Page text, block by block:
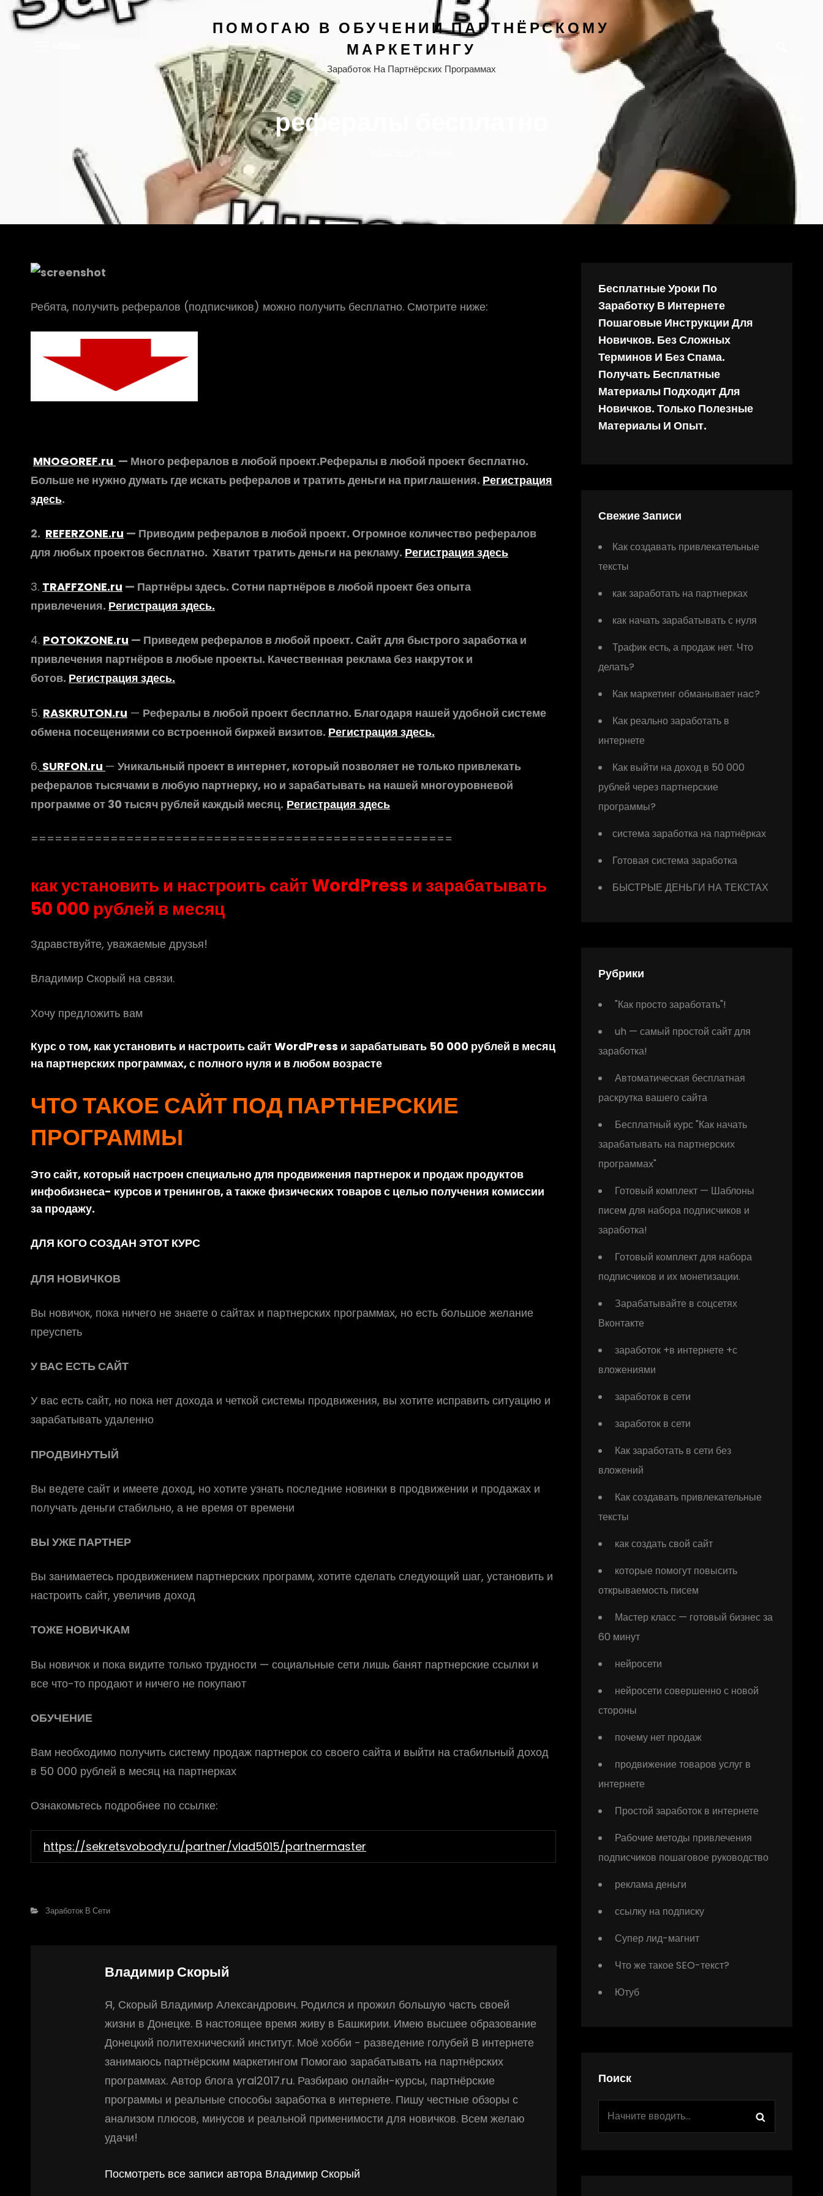
ПОМОГАЮ В ОБУЧЕНИИ ПАРТНЁРСКОМУ
МАРКЕТИНГУ
Заработок На Партнёрских Программах
рефералы бесплатно
Ребята, получить рефералов (подписчиков) можно получить бесплатно. Смотрите ниже:
MNOGOREF.ru — Много рефералов в любой проект.Рефералы в любой проект бесплатно.
Больше не нужно думать где искать рефералов и тратить деньги на приглашения. Регистрация
здесь.
2. REFERZONE.ru — Приводим рефералов в любой проект. Огромное количество рефералов
для любых проектов бесплатно. Хватит тратить деньги на рекламу. Регистрация здесь
3. TRAFFZONE.ru — Партнёры здесь. Сотни партнёров в любой проект без опыта
привлечения. Регистрация здесь.
4. POTOKZONE.ru — Приведем рефералов в любой проект. Сайт для быстрого заработка и
привлечения партнёров в любые проекты. Качественная реклама без накруток и
ботов. Регистрация здесь.
5. RASKRUTON.ru — Рефералы в любой проект бесплатно. Благодаря нашей удобной системе
обмена посещениями со встроенной биржей визитов. Регистрация здесь.
6. SURFON.ru — Уникальный проект в интернет, который позволяет не только привлекать
рефералов тысячами в любую партнерку, но и зарабатывать на нашей многоуровневой
программе от 30 тысяч рублей каждый месяц. Регистрация здесь
=====================================================
как установить и настроить сайт WordPress и зарабатывать
50 000 рублей в месяц
Здравствуйте, уважаемые друзья!
Владимир Скорый на связи.
Хочу предложить вам
Курс о том, как установить и настроить сайт WordPress и зарабатывать 50 000 рублей в месяц
на партнерских программах, с полного нуля и в любом возрасте
ЧТО ТАКОЕ САЙТ ПОД ПАРТНЕРСКИЕ
ПРОГРАММЫ
Это сайт, который настроен специально для продвижения партнерок и продаж продуктов
инфобизнеса- курсов и тренингов, а также физических товаров с целью получения комиссии
за продажу.
ДЛЯ КОГО СОЗДАН ЭТОТ КУРС
ДЛЯ НОВИЧКОВ
Вы новичок, пока ничего не знаете о сайтах и партнерских программах, но есть большое желание
преуспеть
У ВАС ЕСТЬ САЙТ
У вас есть сайт, но пока нет дохода и четкой системы продвижения, вы хотите исправить ситуацию и
зарабатывать удаленно
ПРОДВИНУТЫЙ
Вы ведете сайт и имеете доход, но хотите узнать последние новинки в продвижении и продажах и
получать деньги стабильно, а не время от времени
ВЫ УЖЕ ПАРТНЕР
Вы занимаетесь продвижением партнерских программ, хотите сделать следующий шаг, установить и
настроить сайт, увеличив доход
ТОЖЕ НОВИЧКАМ
Вы новичок и пока видите только трудности — социальные сети лишь банят партнерские ссылки и
все что-то продают и ничего не покупают
ОБУЧЕНИЕ
Вам необходимо получить систему продаж партнерок со своего сайта и выйти на стабильный доход
в 50 000 рублей в месяц на партнерках
Ознакомьтесь подробнее по ссылке:
https://sekretsvobody.ru/partner/vlad5015/partnermaster
Рубрики
Заработок В Сети
Автор:
Владимир Скорый
Я, Скорый Владимир Александрович. Родился и прожил большую часть своей
жизни в Донецке. В настоящее время живу в Башкирии. Имею высшее образование
Донецкий политехнический институт. Моё хобби - разведение голубей В интернете
занимаюсь партнёрским маркетингом Помогаю зарабатывать на партнёрских
программах. Автор блога yral2017.ru. Разбираю онлайн-курсы, партнёрские
программы и реальные способы заработка в интернете. Пишу честные обзоры с
анализом плюсов, минусов и реальной применимости для новичков. Всем желаю
удачи!
Посмотреть все записи автора Владимир Скорый
Бесплатные Уроки По
Заработку В Интернете
Пошаговые Инструкции Для
Новичков. Без Сложных
Терминов И Без Спама.
Получать Бесплатные
Материалы Подходит Для
Новичков. Только Полезные
Материалы И Опыт.
Свежие Записи
Как создавать привлекательные
тексты
как заработать на партнерках
как начать зарабатывать с нуля
Трафик есть, а продаж нет. Что
делать?
Как маркетинг обманывает наc?
Как реально заработать в
интернете
Как выйти на доход в 50 000
рублей через партнерские
программы?
система заработка на партнёрках
Готовая система заработка
БЫСТРЫЕ ДЕНЬГИ НА ТЕКСТАХ
Рубрики
"Как просто заработать"!
uh — самый простой сайт для
заработка!
Автоматическая бесплатная
раскрутка вашего сайта
Бесплатный курс "Как начать
зарабатывать на партнерских
программах"
Готовый комплект — Шаблоны
писем для набора подписчиков и
заработка!
Готовый комплект для набора
подписчиков и их монетизации.
Зарабатывайте в соцсетях
Вконтакте
заработок +в интернете +с
вложениями
заработок в сети
заработок в сети
Как заработать в сети без
вложений
Как создавать привлекательные
тексты
как создать свой сайт
которые помогут повысить
открываемость писем
Мастер класс — готовый бизнес за
60 минут
нейросети
нейросети совершенно с новой
стороны
почему нет продаж
продвижение товаров услуг в
интернете
Простой заработок в интернете
Рабочие методы привлечения
подписчиков пошаговое руководство
реклама деньги
ссылку на подписку
Супер лид-магнит
Что же такое SEO-текст?
Ютуб
Поиск